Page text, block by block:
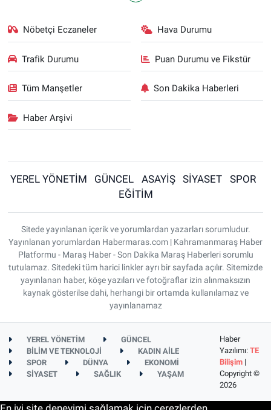
Nöbetçi Eczaneler Hava Durumu
Trafik Durumu Puan Durumu ve Fikstür
Tüm Manşetler Son Dakika Haberleri
Haber Arşivi
YEREL YÖNETİM GÜNCEL ASAYİŞ SİYASET
SPOR
EĞİTİM
Sitede yayınlanan içerik ve yorumlardan yazarları sorumludur.
Yayınlanan yorumlardan Habermaras.com | Kahramanmaraş Haber
Platformu - Maraş Haber - Son Dakika Maraş Haberleri sorumlu
tutulamaz. Sitedeki tüm harici linkler ayrı bir sayfada açılır. Sitemizde
yayınlanan haber, köşe yazıları ve fotoğraflar izin alınmaksızın
kaynak gösterilse dahi, herhangi bir ortamda kullanılamaz ve
yayınlanamaz
YEREL YÖNETİM
GÜNCEL
BİLİM VE TEKNOLOJİ
KADIN AİLE
SPOR
DÜNYA
EKONOMİ
SİYASET
SAĞLIK YAŞAM
Haber
Yazılımı: TE
Bilişim|
Copyright ©
2026